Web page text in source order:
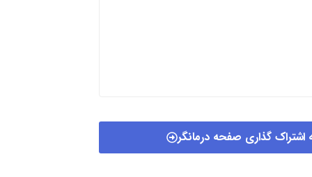
اشتراک گذاری صفحه درمانگر